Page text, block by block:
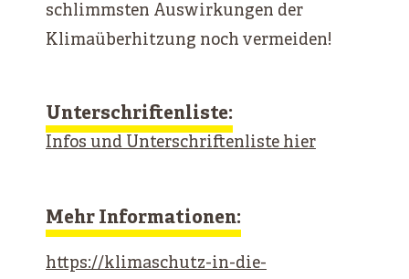
schlimmsten Auswirkungen der
Klimaüberhitzung noch vermeiden!
Unterschriftenliste:
Infos und Unterschriftenliste hier
Mehr Informationen:
https://klimaschutz-in-die-